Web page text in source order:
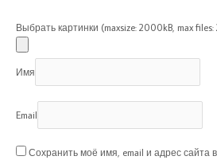
Выбрать картинки (maxsize: 2000kB, max files:
Имя
Email
Сохранить моё имя, email и адрес сайта